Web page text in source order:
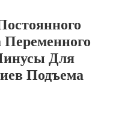
Для
Подъема